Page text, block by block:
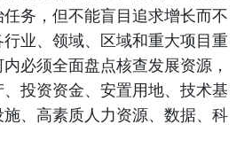
务，但不能盲目追求增长而不
业、领域、区域和重大项目重
必须全面盘点核查发展资源，
投资资金、安置用地、技术基
、高素质人力资源、数据、科